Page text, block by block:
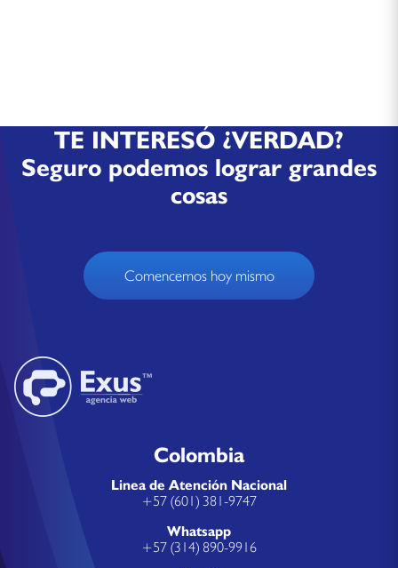
TE INTERESÓ ¿VERDAD?
Seguro podemos lograr grandes
cosas
Comencemos hoy mismo
Colombia
Linea de Atención Nacional
+57 (601) 381-9747
Whatsapp
+57 (314) 890-9916